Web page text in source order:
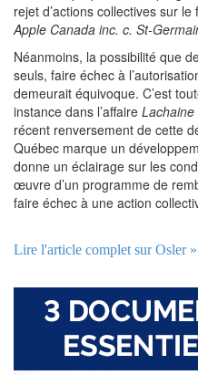
rejet d’actions collectives sur le
Apple Canada inc. c. St-
Néanmoins, la possibilité que
seuls, faire échec à
demeurait équivoque. C’est
instance dans l’affaire Lachaine
récent renversement de cette
Québec marque un
donne un éclairage sur les
œuvre d’un programme de
faire échec à une action
Lire l'article complet sur Osler »